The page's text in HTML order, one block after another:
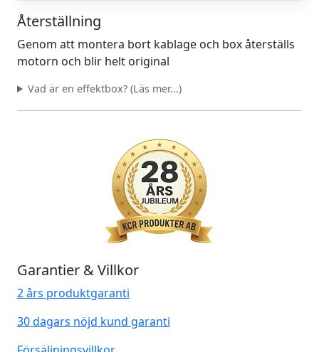
Återställning
Genom att montera bort kablage och box återställs
motorn och blir helt original
Vad är en effektbox? (Läs mer...)
Garantier & Villkor
2 års produktgaranti
30 dagars nöjd kund garanti